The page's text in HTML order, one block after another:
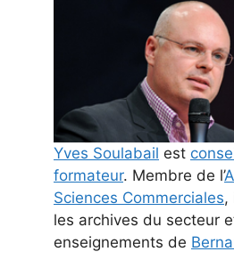
Yves Soulabail est
formateur. Membre de l’
Sciences Commerciales,
les archives du secteur
enseignements de